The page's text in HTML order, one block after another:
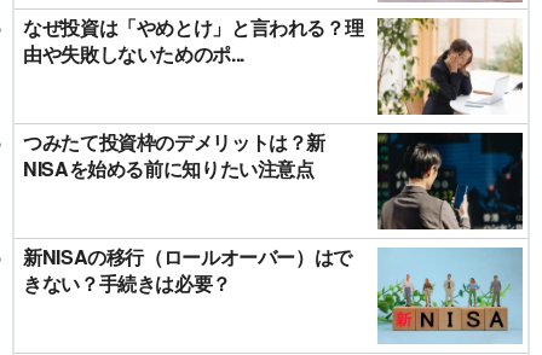
なぜ投資は「やめとけ」と言われる？理
由や失敗しないためのポ...
つみたて投資枠のデメリットは？新
NISAを始める前に知りたい注意点
新NISAの移行（ロールオーバー）はで
きない？手続きは必要？